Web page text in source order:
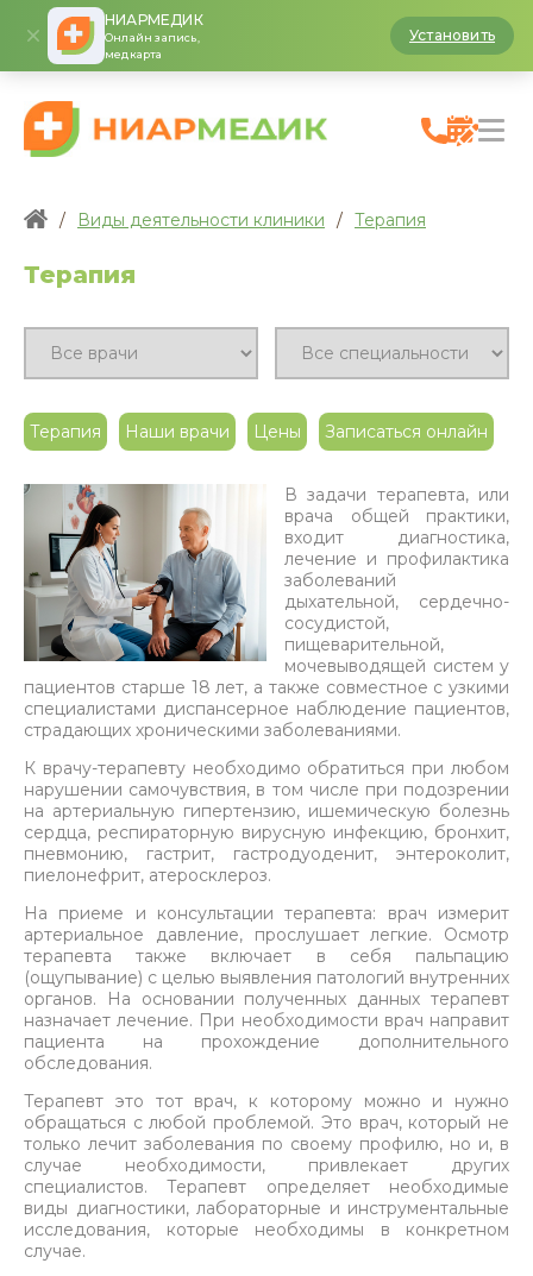
НИАРМЕДИК
Онлайн запись,
медкарта
Установить
/ Виды деятельности клиники / Терапия
Терапия
Терапия Наши врачи Цены Записаться онлайн
В задачи терапевта, или
врача общей практики,
входит диагностика,
лечение и профилактика
заболеваний
дыхательной, сердечно-
сосудистой,
пищеварительной,
мочевыводящей систем у
пациентов старше 18 лет, а также совместное с узкими
специалистами диспансерное наблюдение пациентов,
страдающих хроническими заболеваниями.
К врачу-терапевту необходимо обратиться при любом
нарушении самочувствия, в том числе при подозрении
на артериальную гипертензию, ишемическую болезнь
сердца, респираторную вирусную инфекцию, бронхит,
пневмонию, гастрит, гастродуоденит, энтероколит,
пиелонефрит, атеросклероз.
На приеме и консультации терапевта: врач измерит
артериальное давление, прослушает легкие. Осмотр
терапевта также включает в себя пальпацию
(ощупывание) с целью выявления патологий внутренних
органов. На основании полученных данных терапевт
назначает лечение. При необходимости врач направит
пациента на прохождение дополнительного
обследования.
Терапевт это тот врач, к которому можно и нужно
обращаться с любой проблемой. Это врач, который не
только лечит заболевания по своему профилю, но и, в
случае необходимости, привлекает других
специалистов. Терапевт определяет необходимые
виды диагностики, лабораторные и инструментальные
исследования, которые необходимы в конкретном
случае.